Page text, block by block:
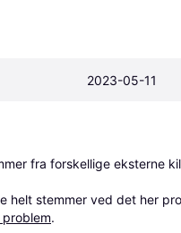
2023-05-11
fra forskellige eksterne
helt stemmer ved det her
.